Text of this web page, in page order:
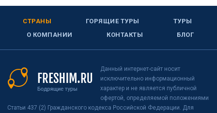
СТРАНЫ ГОРЯЩИЕ ТУРЫ
ТУРЫ
О КОМПАНИИ
КОНТАКТЫ БЛОГ
Данный интернет-сайт носит
исключительно информационный
характер и не является публичной
офертой, определяемой положениями
Статьи 437 (2) Гражданского кодекса Российской Федерации. Для